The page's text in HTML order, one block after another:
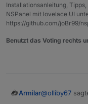
Installationsanleitung,
NSPanel mit lovelace UI
https://github.com/joBr99/
Benutzt das Voting rechts
Armilar@olliby67